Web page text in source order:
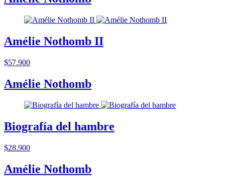
Amélie Nothomb II
$57.900
Amélie Nothomb
Biografía del hambre
$28.900
Amélie Nothomb